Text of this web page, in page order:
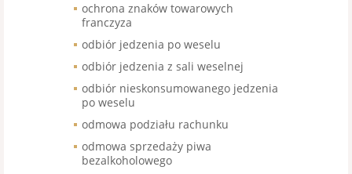
ochrona znaków towarowych
franczyza
odbiór jedzenia po weselu
odbiór jedzenia z sali weselnej
odbiór nieskonsumowanego jedzenia
po weselu
odmowa podziału rachunku
odmowa sprzedaży piwa
bezalkoholowego